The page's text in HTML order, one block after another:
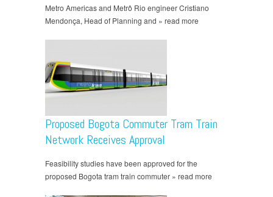
Metro Americas and Metrô Rio engineer Cristiano
Mendonça, Head of Planning and » read more
Proposed Bogota Commuter Tram Train
Network Receives Approval
Feasibility studies have been approved for the
proposed Bogota tram train commuter » read more